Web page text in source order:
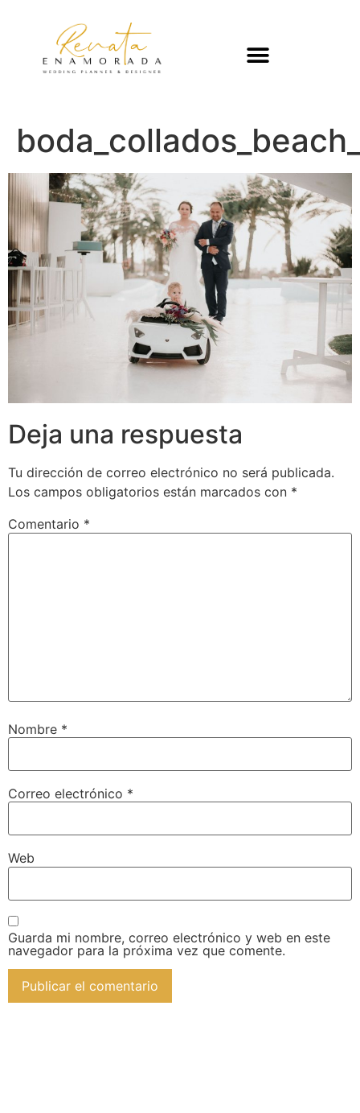
Deja una respuesta
Tu dirección de correo electrónico no será publicada.
Los campos obligatorios están marcados con *
Comentario *
Nombre *
Correo electrónico *
Web
Guarda mi nombre, correo electrónico y web en este
navegador para la próxima vez que comente.